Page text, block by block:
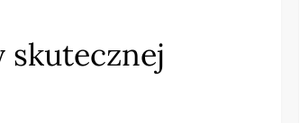
skutecznej